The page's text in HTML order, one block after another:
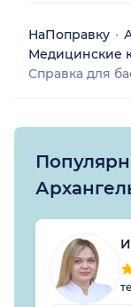
НаПоправку
Медицинские
Справка для